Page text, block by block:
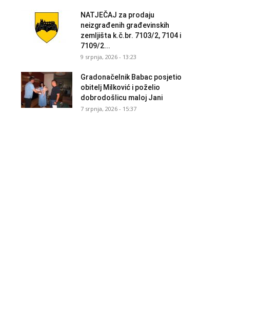
NATJEČAJ za prodaju
neizgrađenih građevinskih
zemljišta k.č.br. 7103/2, 7104 i
7109/2...
9 srpnja, 2026 - 13:23
Gradonačelnik Babac posjetio
obitelj Milković i poželio
dobrodošlicu maloj Jani
7 srpnja, 2026 - 15:37